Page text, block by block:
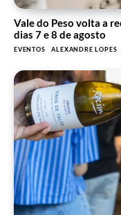
Vale do Peso volta a
dias 7 e 8 de agosto
EVENTOS ALEXANDRE LOPES